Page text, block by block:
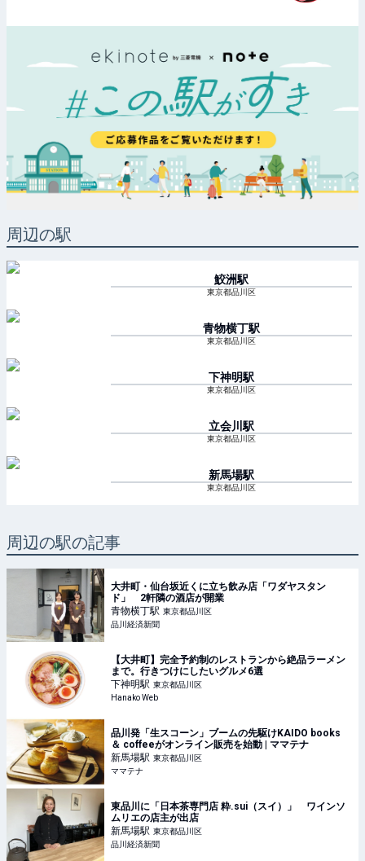
周辺の駅
鮫洲駅
東京都品川区
青物横丁駅
東京都品川区
下神明駅
東京都品川区
立会川 駅
東京都品川区
新馬場駅
東京都品川区
周辺の駅の記事
大井町・仙台坂近くに立ち飲み店「ワダヤスタン
ド」 2軒隣の酒店が開業
青物横丁駅 東京都品川区
品川経済新聞
【大井町】完全予約制のレストランから絶品ラーメン
まで。行きつけにしたいグルメ6選
下神明駅 東京都品川区
Hanako Web
品川発「生スコーン」ブームの先駆けKAIDO books
＆ coffeeがオンライン販売を始動 | ママテナ
新馬場駅 東京都品川区
ママテナ
東品川に「日本茶専門店 粋.sui（スイ）」 ワインソ
ムリエの店主が出店
新馬場駅 東京都品川区
品川経済新聞